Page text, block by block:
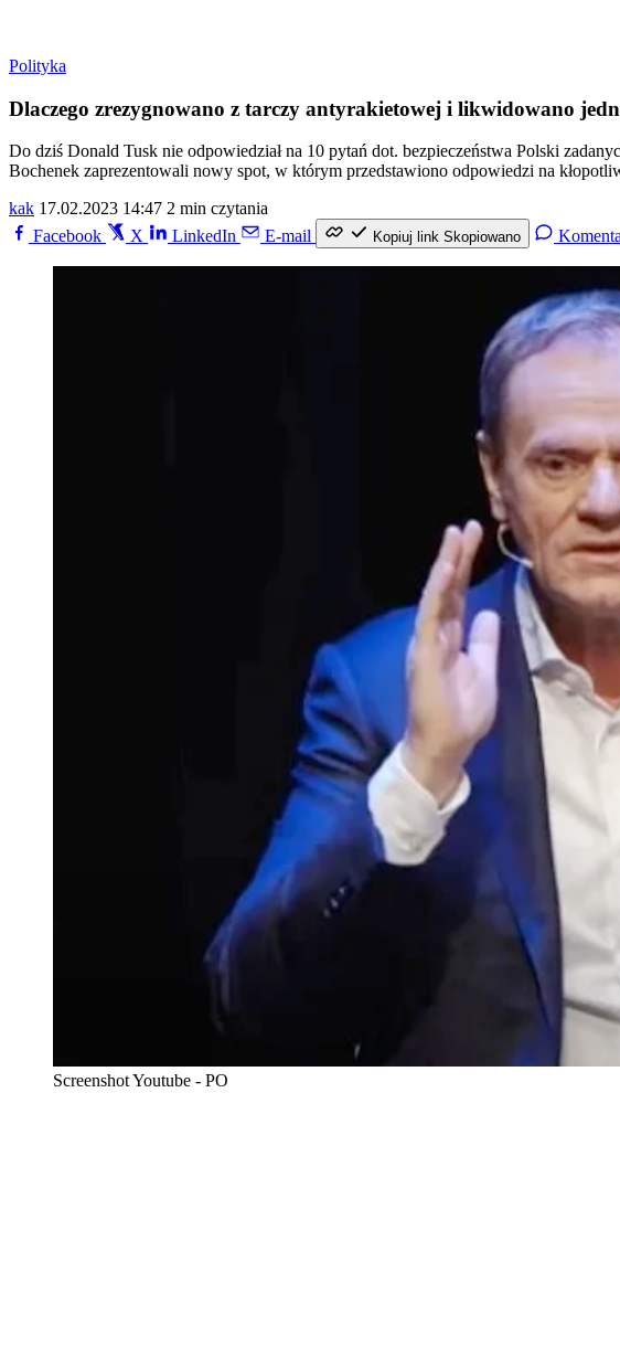
Polityka
Dlaczego zrezygnowano z tarczy antyrakietowej i likwidowano
Do dziś Donald Tusk nie odpowiedział na 10 pytań dot. bezpieczeństwa Polski
Bochenek zaprezentowali nowy spot, w którym przedstawiono odpowiedzi na
kak 17.02.2023 14:47 2 min czytania
Facebook
X LinkedIn E-mail Kopiuj link Skopiowano
Screenshot Youtube - PO